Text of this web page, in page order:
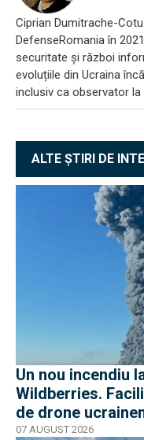
Ciprian Dumitrache-
DefenseRomania în
securitate și război
evoluțiile din Ucraina
inclusiv ca observator
ALTE ȘTIRI DE
Un nou incendiu
Wildberries.
de drone
07 AUGUST 2026